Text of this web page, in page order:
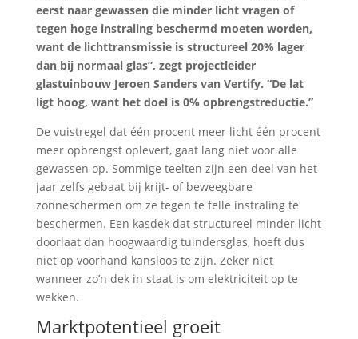
eerst naar gewassen die minder licht vragen of
tegen hoge instraling beschermd moeten worden,
want de lichttransmissie is structureel 20% lager
dan bij normaal glas”, zegt projectleider
glastuinbouw Jeroen Sanders van Vertify. “De lat
ligt hoog, want het doel is 0% opbrengstreductie.”
De vuistregel dat één procent meer licht één procent
meer opbrengst oplevert, gaat lang niet voor alle
gewassen op. Sommige teelten zijn een deel van het
jaar zelfs gebaat bij krijt- of beweegbare
zonneschermen om ze tegen te felle instraling te
beschermen. Een kasdek dat structureel minder licht
doorlaat dan hoogwaardig tuindersglas, hoeft dus
niet op voorhand kansloos te zijn. Zeker niet
wanneer zo’n dek in staat is om elektriciteit op te
wekken.
Marktpotentieel groeit